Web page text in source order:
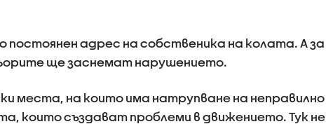
адрес на собственика на колата. А за
ще заснемат нарушението.
места, на които има натрупване на неправилно
които създават проблеми в движението. Тук не